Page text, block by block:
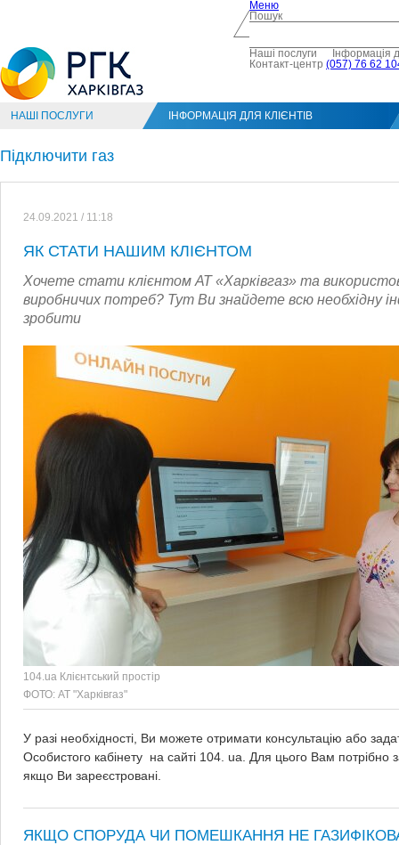
Меню
Пошук
Наші послуги
Інформація
Контакт-центр (057) 76 62
НАШІ ПОСЛУГИ ІНФОРМАЦІЯ ДЛЯ КЛІЄНТІВ
Підключити газ
24.09.2021 / 11:18
ЯК СТАТИ НАШИМ КЛІЄНТОМ
Хочете стати клієнтом АТ «Харківгаз» та
виробничих потреб? Тут Ви знайдете всю необхідну
зробити
104.ua Клієнтський простір
ФОТО: АТ "Харківгаз"
У разі необхідності, Ви можете отримати консультацію або
Особистого кабінету на сайті 104. ua. Для цього Вам потрібно
якщо Ви зареєстровані.
ЯКЩО СПОРУДА ЧИ ПОМЕШКАННЯ НЕ